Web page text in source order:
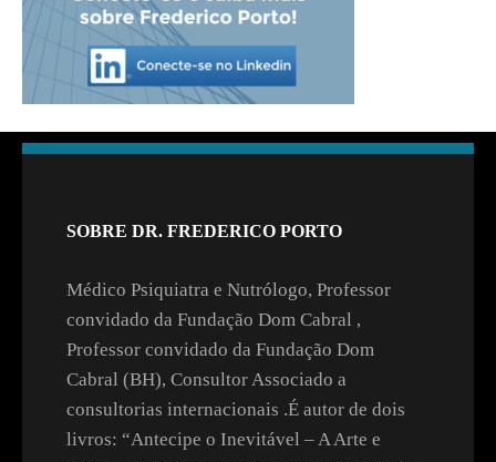
SOBRE DR. FREDERICO PORTO
Médico Psiquiatra e Nutrólogo, Professor
convidado da Fundação Dom Cabral ,
Professor convidado da Fundação Dom
Cabral (BH), Consultor Associado a
consultorias internacionais .É autor de dois
livros: “Antecipe o Inevitável – A Arte e